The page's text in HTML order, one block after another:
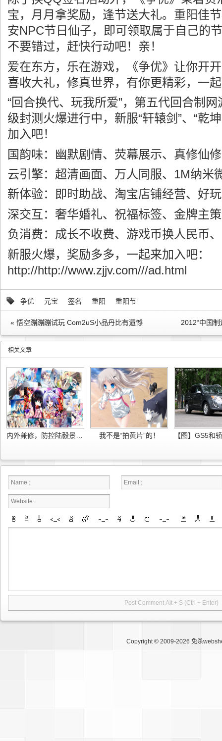
宝，月月拿奖励，逢节送大礼。 重阳佳
安NPC节日仙子，即可领取属于自己的
不要错过，赶快行动吧！亲！
爱在东方，乐在游戏，《争优》让你开
喜收大礼，修真世界，有你更精彩，一
“回合换代、玩我所爱”，第五代回合制
级封测火爆进行中，新服“轩辕剑”、“乾
加入吧！
国韵味：幽默剧情、荧幕展示、真修仙
云引擎：超清画面、万人同服、1M纳米
新体验：即时助战、淘宝店铺经营、好
深交互：奢华婚礼、祝福标签、金牌主
负消费：成长不收费、游戏币换人民币
新服火爆，奖励多多，一起来加入吧：
http://http://www.zjjv.com///ad.html
争优 元宝 签名 重阳 重阳节
« 悟空蹦蹦蹦试玩 Com2uS小品丹比有遗憾 2012“中国
相关文章
我不是“拍黄片”的！
Copyright © 2009-2026 免杀